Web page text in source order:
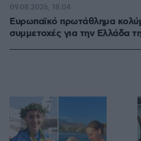
Ευρωπαϊκό πρωτάθλημα
συμμετοχές για την Ελλάδα
09.08.2026, 18:04